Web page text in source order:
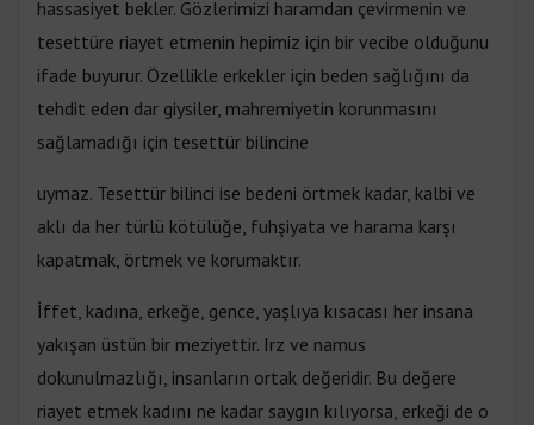
hassasiyet bekler. Gözlerimizi haramdan çevirmenin ve
tesettüre riayet etmenin hepimiz için bir vecibe olduğunu
ifade buyurur. Özellikle erkekler için beden sağlığını da
tehdit eden dar giysiler, mahremiyetin korunmasını
sağlamadığı için tesettür bilincine
uymaz. Tesettür bilinci ise bedeni örtmek kadar, kalbi ve
aklı da her türlü kötülüğe, fuhşiyata ve harama karşı
kapatmak, örtmek ve korumaktır.
İffet, kadına, erkeğe, gence, yaşlıya kısacası her insana
yakışan üstün bir meziyettir. Irz ve namus
dokunulmazlığı, insanların ortak değeridir. Bu değere
riayet etmek kadını ne kadar saygın kılıyorsa, erkeği de o